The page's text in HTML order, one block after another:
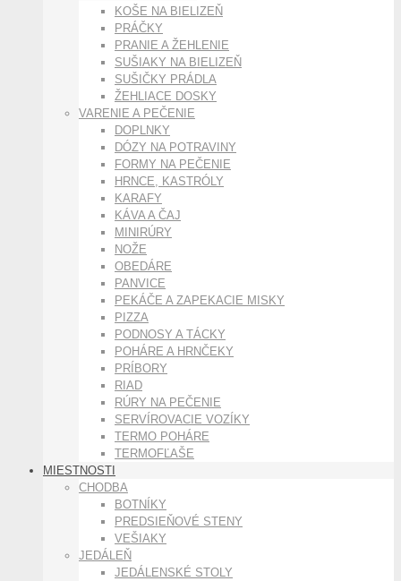
KOŠE NA BIELIZEŇ
PRÁČKY
PRANIE A ŽEHLENIE
SUŠIAKY NA BIELIZEŇ
SUŠIČKY PRÁDLA
ŽEHLIACE DOSKY
VARENIE A PEČENIE
DOPLNKY
DÓZY NA POTRAVINY
FORMY NA PEČENIE
HRNCE, KASTRÓLY
KARAFY
KÁVA A ČAJ
MINIRÚRY
NOŽE
OBEDÁRE
PANVICE
PEKÁČE A ZAPEKACIE MISKY
PIZZA
PODNOSY A TÁCKY
POHÁRE A HRNČEKY
PRÍBORY
RIAD
RÚRY NA PEČENIE
SERVÍROVACIE VOZÍKY
TERMO POHÁRE
TERMOFĽAŠE
MIESTNOSTI
CHODBA
BOTNÍKY
PREDSIEŇOVÉ STENY
VEŠIAKY
JEDÁLEŇ
JEDÁLENSKÉ STOLY